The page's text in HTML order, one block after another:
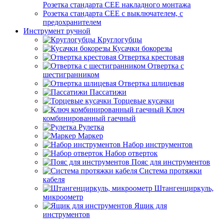
Розетка стандарта СЕЕ накладного монтажа
Розетка стандарта СЕЕ с выключателем, с
предохранителем
Инструмент ручной
Круглогубцы
Кусачки бокорезы
Отвертка крестовая
Отвертка с
шестигранником
Отвертка шлицевая
Пассатижи
Торцевые кусачки
Ключ
комбинированный гаечный
Рулетка
Маркер
Набор инструментов
Набор отверток
Пояс для инструментов
Система протяжки
кабеля
Штангенциркуль,
микроометр
Ящик для
инструментов